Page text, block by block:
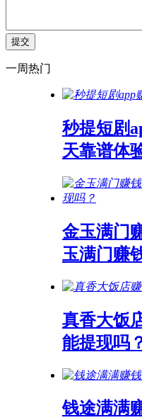
一周热门
秒提短剧
天靠谱体
金玉满门
玉满门赚
真香大饭
能提现吗
钱途满满